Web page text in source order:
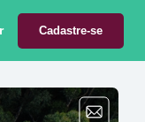
Cadastre-se